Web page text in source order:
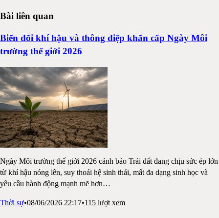
Bài liên quan
Biến đổi khí hậu và thông điệp khẩn cấp Ngày Môi
trường thế giới 2026
Ngày Môi trường thế giới 2026 cảnh báo Trái đất đang chịu sức ép lớn
từ khí hậu nóng lên, suy thoái hệ sinh thái, mất đa dạng sinh học và
yêu cầu hành động mạnh mẽ hơn…
Thời sự•08/06/2026 22:17•115 lượt xem